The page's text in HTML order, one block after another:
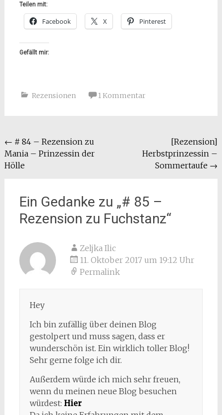
Teilen mit:
Facebook X Pinterest
Gefällt mir:
Rezensionen 1 Kommentar
Beitragsnavigation
← # 84 – Rezension zu
Mania – Prinzessin der
Hölle
[Rezension]
Herbstprinzessin –
Sommertaufe →
Ein Gedanke zu „# 85 –
Rezension zu Fuchstanz“
Zeljka Ilic
11. Oktober 2017 um 19:12 Uhr
Permalink
Hey
Ich bin zufällig über deinen Blog
gestolpert und muss sagen, dass er
wunderschön ist. Ein wirklich toller Blog!
Sehr gerne folge ich dir.
Außerdem würde ich mich sehr freuen,
wenn du meinen neue Blog besuchen
würdest: Hier